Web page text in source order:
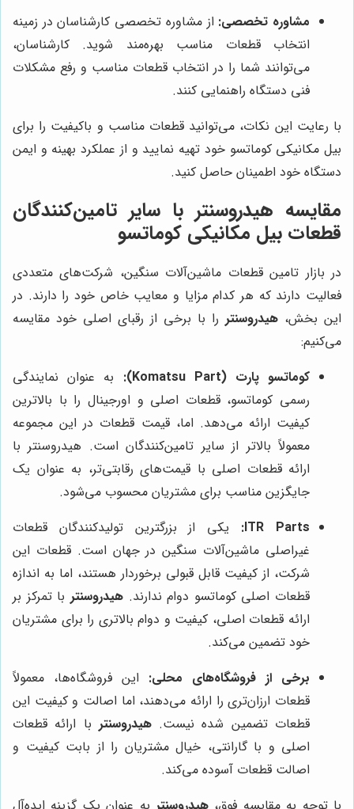
مشاوره تخصصی: از مشاوره تخصصی کارشناسان در زمینه
انتخاب قطعات مناسب بهره‌مند شوید. کارشناسان،
می‌توانند شما را در انتخاب قطعات مناسب و رفع مشکلات
فنی دستگاه راهنمایی کنند.
با رعایت این نکات، می‌توانید قطعات مناسب و باکیفیت را برای
بیل مکانیکی کوماتسو خود تهیه نمایید و از عملکرد بهینه و ایمن
دستگاه خود اطمینان حاصل کنید.
مقایسه هیدروسنتر با سایر تامین‌کنندگان
قطعات بیل مکانیکی کوماتسو
در بازار تامین قطعات ماشین‌آلات سنگین، شرکت‌های متعددی
فعالیت دارند که هر کدام مزایا و معایب خاص خود را دارند. در
این بخش، هیدروسنتر را با برخی از رقبای اصلی خود مقایسه
می‌کنیم:
کوماتسو پارت (Komatsu Part):
به عنوان نمایندگی
رسمی کوماتسو، قطعات اصلی و اورجینال را با بالاترین
کیفیت ارائه می‌دهد. اما، قیمت قطعات در این مجموعه
معمولاً بالاتر از سایر تامین‌کنندگان است. هیدروسنتر با
ارائه قطعات اصلی با قیمت‌های رقابتی‌تر، به عنوان یک
جایگزین مناسب برای مشتریان محسوب می‌شود.
ITR Parts:
یکی از بزرگترین تولیدکنندگان قطعات
غیراصلی ماشین‌آلات سنگین در جهان است. قطعات این
شرکت، از کیفیت قابل قبولی برخوردار هستند، اما به اندازه
قطعات اصلی کوماتسو دوام ندارند.هیدروسنتر با تمرکز بر
ارائه قطعات اصلی، کیفیت و دوام بالاتری را برای مشتریان
خود تضمین می‌کند.
برخی از فروشگاه‌های محلی: این فروشگاه‌ها، معمولاً
قطعات ارزان‌تری را ارائه می‌دهند، اما اصالت و کیفیت این
قطعات تضمین شده نیست.هیدروسنتر با ارائه قطعات
اصلی و با گارانتی، خیال مشتریان را از بابت کیفیت و
اصالت قطعات آسوده می‌کند.